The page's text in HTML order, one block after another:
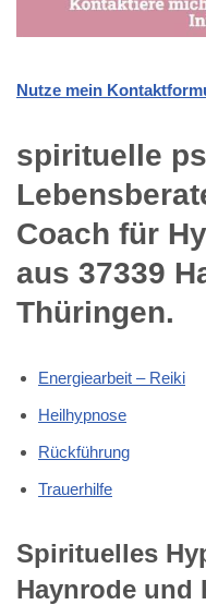
Nutze mein
spirituelle
Coach für
aus 37339
Thüringen.
Energiearbeit – Reiki
Heilhypnose
Rückführung
Trauerhilfe
Spirituelles
Haynrode und